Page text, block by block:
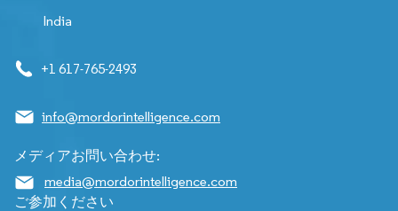
India
+1 617-765-2493
info@mordorintelligence.com
メディアお問い合わせ:
media@mordorintelligence.com
ご参加ください